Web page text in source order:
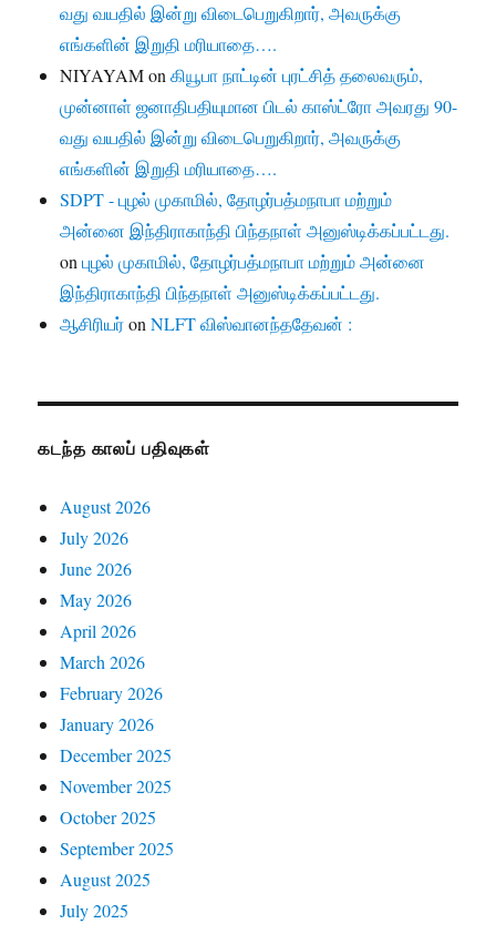
வது வயதில் இன்று விடைபெறுகிறார், அவருக்கு
எங்களின் இறுதி மரியாதை….
NIYAYAMonகியூபா நாட்டின் புரட்சித் தலைவரும்,
முன்னாள் ஜனாதிபதியுமான பிடல் காஸ்ட்ரோ அவரது 90-
வது வயதில் இன்று விடைபெறுகிறார், அவருக்கு
எங்களின் இறுதி மரியாதை….
SDPT - புழல் முகாமில், தோழர்பத்மநாபா மற்றும்
அன்னை இந்திராகாந்தி பிந்தநாள் அனுஸ்டிக்கப்பட்டது.
onபுழல் முகாமில், தோழர்பத்மநாபா மற்றும் அன்னை
இந்திராகாந்தி பிந்தநாள் அனுஸ்டிக்கப்பட்டது.
ஆசிரியர்onNLFT விஸ்வானந்ததேவன் :
கடந்த காலப் பதிவுகள்
August 2026
July 2026
June 2026
May 2026
April 2026
March 2026
February 2026
January 2026
December 2025
November 2025
October 2025
September 2025
August 2025
July 2025